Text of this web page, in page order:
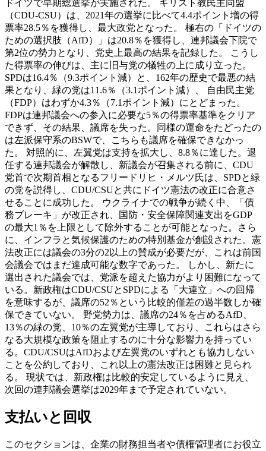
ドイツで早期総選挙が実施された。 キリスト教民主同盟
（CDU-CSU）は、2021年の選挙に比べて4.4ポイント増の得
票率28.5％を獲得し、最大政党となった。 極右の「ドイツの
ための選択肢（AfD）」は20.8％を獲得し、連邦議会下院で
第2位の勢力となり、党史上最高の結果を記録した。 こうし
た得票率の伸びは、主に旧与党の犠牲の上に成り立った。
SPDは16.4％（9.3ポイント減）と、162年の歴史で最悪の結
果となり、緑の党は11.6％（3.1ポイント減）、 自由民主党
（FDP）はわずか4.3％（7.1ポイント減）にとどまった。
FDPは連邦議会への参入に必要な5％の得票率基準をクリア
できず、その結果、議席を失った。同様の運命をたどったの
は左派保守系のBSWで、こちらも議席を確保できなかっ
た。 対照的に、左翼党は支持を拡大し、8.8％に達した。退
任する連邦議会が解散し、新議会が召集される前に、CDU
党首で次期首相となるフリードリヒ・メルツ氏は、SPDと緑
の党を説得し、CDU/CSUと共にドイツ憲法の改正に合意さ
せることに成功した。 ウクライナでの戦争が続く中、「債
務ブレーキ」が改正され、国防・安全保障関連支出をGDP
の最大1％を上限として除外することが可能となった。さら
に、インフラと気候保護のための特別基金が創設された。憲
法改正には議会の3分の2以上の賛成が必要だが、これは前国
会議会ではまだ達成可能な数字であった。 しかし、新たに
選出された議会では、党派を超えた協力がより困難になって
いる。新政権はCDU/CSUとSPDによる「大連立」への回帰
を意味するが、議席の52％という比較的僅差の過半数しか確
保できていない。 野党勢力は、議席の24％を占めるAfD、
13％の緑の党、10％の左翼党が主導しており、これらはさら
なる大規模な政策を阻止するのに十分な影響力を持ってい
る。CDU/CSUはAfDおよび左翼党のいずれとも協力しない
ことを公約しており、これ以上の憲法改正は困難と見られ
る。 現状では、新政権は比較的安定しているように見え、
次回の連邦議会選挙は2029年まで予定されていない。
支払いと回収
このセクションは、企業の財務担当者や債権管理者にお役立